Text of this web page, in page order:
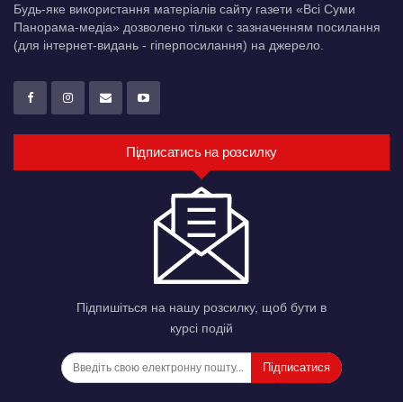
Будь-яке використання матеріалів сайту газети «Всі Суми
Панорама-медіа» дозволено тільки c зазначенням посилання
(для інтернет-видань - гіперпосилання) на джерело.
Підписатись на розсилку
Підпишіться на нашу розсилку, щоб бути в
курсі подій
Підписатися